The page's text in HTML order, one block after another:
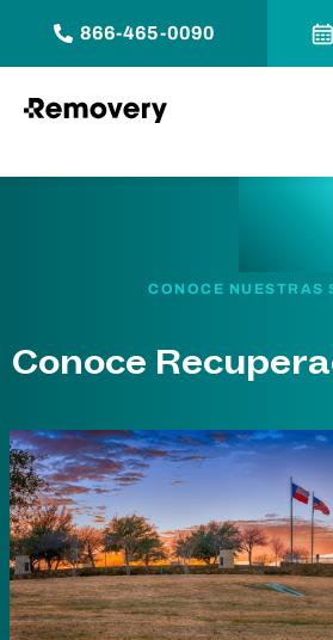
866-465-0090
CONOCE NUESTRAS
Conoce